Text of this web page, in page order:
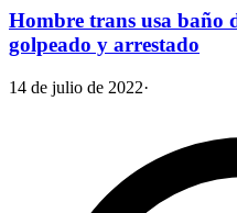
Hombre trans usa baño
golpeado y arrestado
14 de julio de 2022·